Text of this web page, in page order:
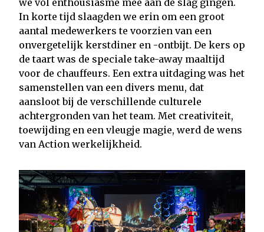
we vol enthousiasme mee aan de slag gingen.
In korte tijd slaagden we erin om een groot
aantal medewerkers te voorzien van een
onvergetelijk kerstdiner en -ontbijt. De kers op
de taart was de speciale take-away maaltijd
voor de chauffeurs. Een extra uitdaging was het
samenstellen van een divers menu, dat
aansloot bij de verschillende culturele
achtergronden van het team. Met creativiteit,
toewijding en een vleugje magie, werd de wens
van Action werkelijkheid.